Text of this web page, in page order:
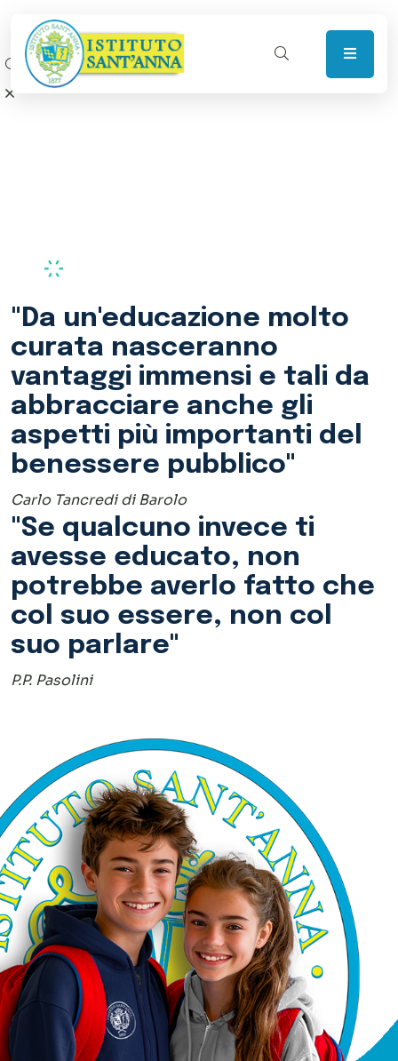
"Se qualcuno invece ti
avesse educato, non
potrebbe averlo fatto che
col suo essere, non col
suo parlare"
P.P. Pasolini